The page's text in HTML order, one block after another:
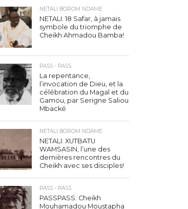
NETALI BOROM NDAME
NETALI: 18 Safar, à jamais
symbole du triomphe de
Cheikh Ahmadou Bamba!
PASS - PASS
La repentance,
l’invocation de Dieu, et la
célébration du Magal et du
Gamou, par Serigne Saliou
Mbacké
NETALI BOROM NDAME
NETALI: XUTBATU
WAMSASIN, l’une des
dernières rencontres du
Cheikh avec ses disciples!
PASS - PASS
PASSPASS: Cheikh
Mouhamadou Moustapha